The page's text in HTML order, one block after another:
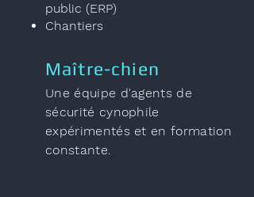
public (ERP)
Chantiers
Maître-chien
Une équipe d'agents de
sécurité cynophile
expérimentés et en formation
constante.